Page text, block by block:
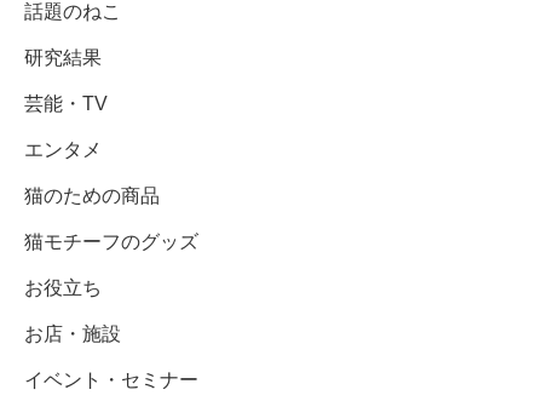
話題のねこ
研究結果
芸能・TV
エンタメ
猫のための商品
猫モチーフのグッズ
お役立ち
お店・施設
イベント・セミナー